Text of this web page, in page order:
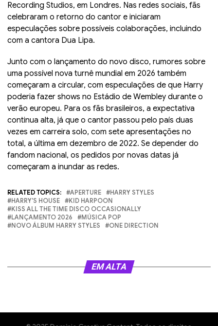
Recording Studios, em Londres. Nas redes sociais, fãs
celebraram o retorno do cantor e iniciaram
especulações sobre possíveis colaborações, incluindo
com a cantora Dua Lipa.
Junto com o lançamento do novo disco, rumores sobre
uma possível nova turnê mundial em 2026 também
começaram a circular, com especulações de que Harry
poderia fazer shows no Estádio de Wembley durante o
verão europeu. Para os fãs brasileiros, a expectativa
continua alta, já que o cantor passou pelo país duas
vezes em carreira solo, com sete apresentações no
total, a última em dezembro de 2022. Se depender do
fandom nacional, os pedidos por novas datas já
começaram a inundar as redes.
RELATED TOPICS: APERTURE
HARRY STYLES
HARRY'S HOUSE
KID HARPOON
KISS ALL THE TIME DISCO OCCASIONALLY
LANÇAMENTO 2026
MÚSICA POP
NOVO ÁLBUM HARRY STYLES
ONE DIRECTION
EM ALTA